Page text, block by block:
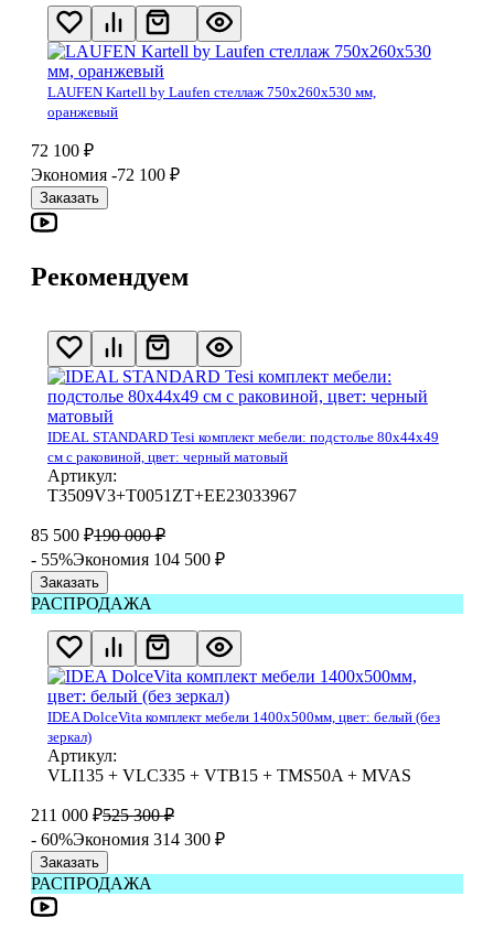
LAUFEN Kartell by Laufen cтеллаж 750x260x530 мм,
оранжевый
72 100 ₽
Экономия -72 100 ₽
Заказать
Рекомендуем
IDEAL STANDARD Tesi комплект мебели: подстолье 80x44x49
см с раковиной, цвет: черный матовый
Артикул:
T3509V3+T0051ZT+EE23033967
85 500 ₽190 000 ₽
- 55%Экономия 104 500 ₽
Заказать
РАСПРОДАЖА
IDEA DolceVita комплект мебели 1400x500мм, цвет: белый (без
зеркал)
Артикул:
VLI135 + VLC335 + VTB15 + TMS50A + MVAS
211 000 ₽525 300 ₽
- 60%Экономия 314 300 ₽
Заказать
РАСПРОДАЖА